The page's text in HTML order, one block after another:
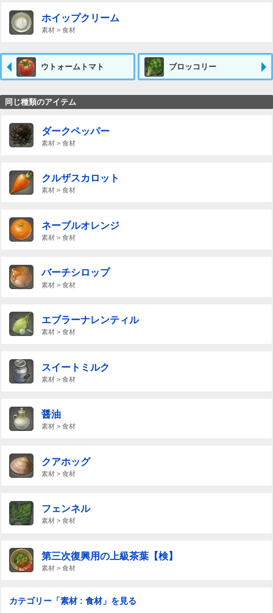
ホイップクリーム
素材 > 食材
ウトォームトマト ブロッコリー
同じ種類のアイテム
ダークペッパー
素材 > 食材
クルザスカロット
素材 > 食材
ネーブルオレンジ
素材 > 食材
バーチシロップ
素材 > 食材
エブラーナレンティル
素材 > 食材
スイートミルク
素材 > 食材
醤油
素材 > 食材
クアホッグ
素材 > 食材
フェンネル
素材 > 食材
第三次復興用の上級茶葉【検】
素材 > 食材
カテゴリー「素材 : 食材」を見る